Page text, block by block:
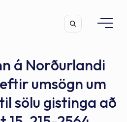
á Norðurlandi
umsögn um
sölu gistinga að